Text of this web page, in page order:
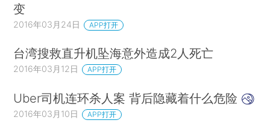
变
2016年03月24日 APP打开
台湾搜救直升机坠海意外造成2人死亡
2016年03月12日 APP打开
Uber司机连环杀人案 背后隐藏着什么危险
2016年03月10日 APP打开